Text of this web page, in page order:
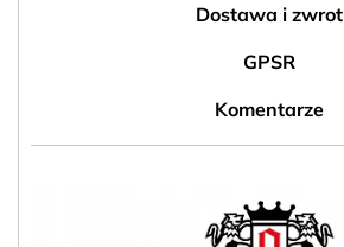
Dostawa i zwrot
GPSR
Komentarze